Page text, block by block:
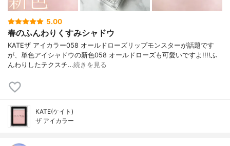
5.00
春のふんわりくすみシャドウ
KATEザ アイカラー058 オールドローズリップモンスターが話題です
が、単色アイシャドウの新色058 オールドローズも可愛いですよ!!!!ふ
んわりしたテクスチ…続きを見る
KATE(ケイト)
ザ アイカラー